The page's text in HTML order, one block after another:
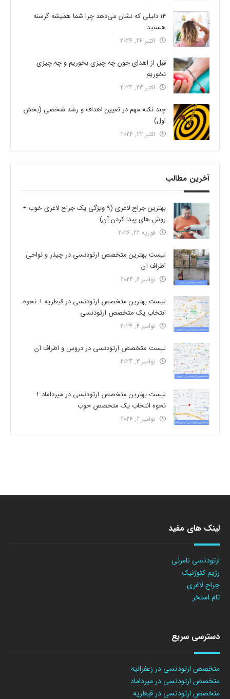
14 دلیلی که نشان می‌دهد چرا شما همیشه گرسنه
هستید
اکتبر 24, 2024
قبل از اهدای خون چه چیزی بخوریم و چه چیزی
نخوریم
اکتبر 23, 2024
چند نکته مهم در تعیین اهداف و رشد شخصی (بخش
اول)
اکتبر 22, 2024
آخرین مطالب
بهترین جراح لاغری (9 ویژگی یک جراح لاغری خوب +
روش های پیدا کردن آن)
فوریه 22, 2026
لیست بهترین متخصص ارتودنسی در چیذر و نواحی
اطراف آن
نوامبر 6, 2024
لیست بهترین متخصص ارتودنسی در قیطریه + نحوه
انتخاب یک متخصص ارتودنسی
نوامبر 4, 2024
لیست متخصص ارتودنسی در دروس و اطراف آن
نوامبر 3, 2024
لیست بهترین متخصص ارتودنسی در میرداماد +
نحوه انتخاب یک متخصص خوب
نوامبر 2, 2024
لینک های مفید
ارتودنسی نامرئی
رژیم کتوژنیک
جراح لاغری
تام استخر
دسترسی سریع
متخصص ارتودنسی در زعفرانیه
متخصص ارتودنسی در میرداماد
متخصص ارتودنسی در قیطریه